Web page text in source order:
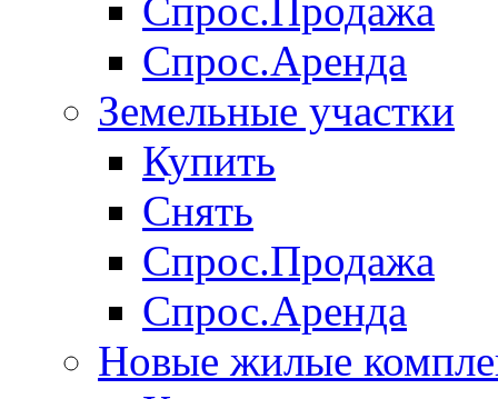
Спрос.Продажа
Спрос.Аренда
Земельные участки
Купить
Снять
Спрос.Продажа
Спрос.Аренда
Новые жилые